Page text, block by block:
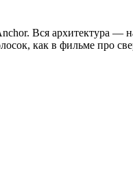
Вся архитектура —
как в фильме про